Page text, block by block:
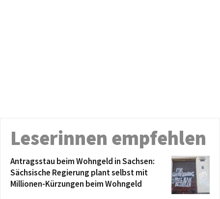
Leserinnen empfehlen
Antragsstau beim Wohngeld in Sachsen:
Sächsische Regierung plant selbst mit
Millionen-Kürzungen beim Wohngeld